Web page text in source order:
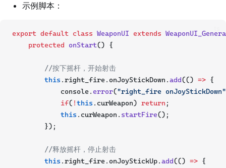
示例脚本：
export default class WeaponUI extends
protected
onStart() {
//按下摇杆，开始射击
this .right_fire.onJoyStickDown.add(() => {
            console.
error("right_fire onJoyStickDown"
if( !this .curWeapon) return ;
this .curWeapon. startFire();
        });
//释放摇杆，停止射击
this .right_fire.onJoyStickUp.add(() => {